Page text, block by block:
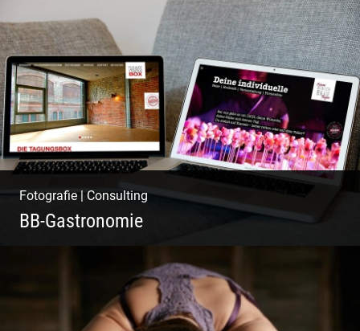
Pint- & Webdesign, Fotografie & Corporate-
Design
Fotografie|Consulting
BB-Gastronomie
Fotografie, Marketing & Design